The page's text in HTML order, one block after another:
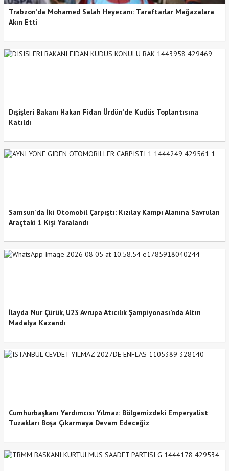
Trabzon’da Mohamed Salah Heyecanı: Taraftarlar Mağazalara
Akın Etti
Dışişleri Bakanı Hakan Fidan Ürdün’de Kudüs Toplantısına
Katıldı
Samsun’da İki Otomobil Çarpıştı: Kızılay Kampı Alanına Savrulan
Araçtaki 1 Kişi Yaralandı
İlayda Nur Çürük, U23 Avrupa Atıcılık Şampiyonası’nda Altın
Madalya Kazandı
Cumhurbaşkanı Yardımcısı Yılmaz: Bölgemizdeki Emperyalist
Tuzakları Boşa Çıkarmaya Devam Edeceğiz